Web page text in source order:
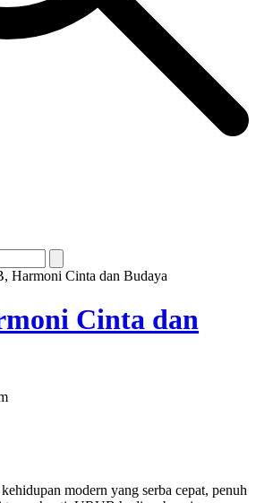
Harmoni Cinta dan Budaya
Cinta dan
modern yang serba cepat, penuh